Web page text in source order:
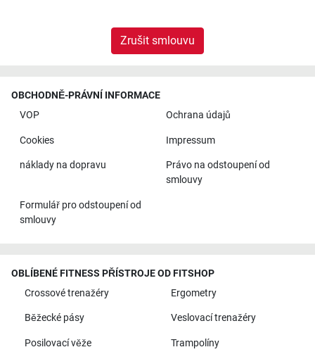
Zrušit smlouvu
OBCHODNĚ-PRÁVNÍ INFORMACE
VOP
Ochrana údajů
Cookies Impressum
náklady na dopravu
Právo na odstoupení od
smlouvy
Formulář pro odstoupení od
smlouvy
OBLÍBENÉ FITNESS PŘÍSTROJE OD FITSHOP
Crossové trenažéry
Ergometry
Běžecké pásy Veslovací trenažéry
Posilovací věže Trampolíny